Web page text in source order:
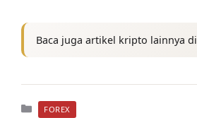
Baca juga artikel kripto lainnya di
Kategori
FOREX